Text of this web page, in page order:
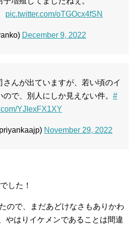
pic.twitter.com/oTGOcx4fSN
December 9, 2022
んが出ていますが、若い頃のイ
で、別人にしか見えない件。 #
YJIexFX1XY
November 29, 2022
した！
ので、まだあどけなさもありかわ
やはりイケメンであることは間違